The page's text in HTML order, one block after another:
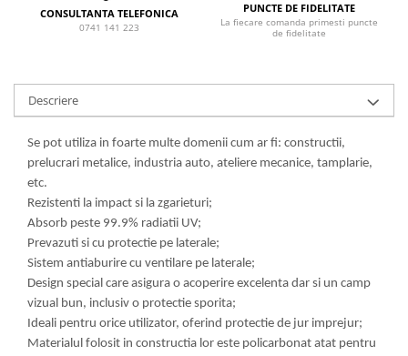
CONSULTANTA TELEFONICA
0741 141 223
PUNCTE DE FIDELITATE
La fiecare comanda primesti puncte
de fidelitate
Descriere
Se pot utiliza in foarte multe domenii cum ar fi: constructii,
prelucrari metalice, industria auto, ateliere mecanice, tamplarie,
etc.
Rezistenti la impact si la zgarieturi;
Absorb peste 99.9% radiatii UV;
Prevazuti si cu protectie pe laterale;
Sistem antiaburire cu ventilare pe laterale;
Design special care asigura o acoperire excelenta dar si un camp
vizual bun, inclusiv o protectie sporita;
Ideali pentru orice utilizator, oferind protectie de jur imprejur;
Materialul folosit in constructia lor este policarbonat atat pentru